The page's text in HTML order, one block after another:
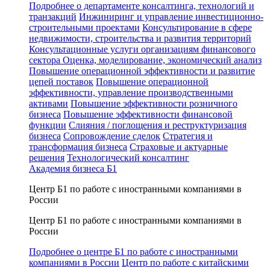
Подробнее о департаменте консалтинга, технологий и
транзакций Инжиниринг и управление инвестиционно-
строительными проектами Консультирование в сфере
недвижимости, строительства и развития территорий
Консультационные услуги организациям финансового
сектора Оценка, моделирование, экономический анализ
Повышение операционной эффективности и развитие
цепей поставок Повышение операционной
эффективности, управление производственными
активами Повышение эффективности розничного
бизнеса Повышение эффективности финансовой
функции Слияния / поглощения и реструктуризация
бизнеса Сопровождение сделок Стратегия и
трансформация бизнеса Страховые и актуарные
решения Технологический консалтинг
Академия бизнеса Б1
Центр Б1 по работе с иностранными компаниями в
России
Центр Б1 по работе с иностранными компаниями в
России
Подробнее о центре Б1 по работе с иностранными
компаниями в России Центр по работе с китайскими